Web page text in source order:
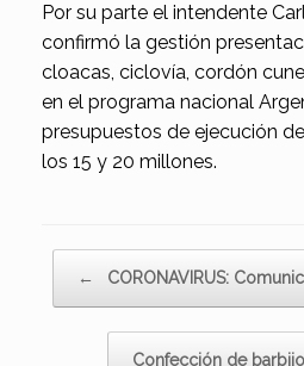
Por su parte el intendente
confirmó la gestión
cloacas, ciclovía, cordón
en el programa nacional
presupuestos de ejecución
los 15 y 20 millones.
← CORONAVIRUS:
Confección de